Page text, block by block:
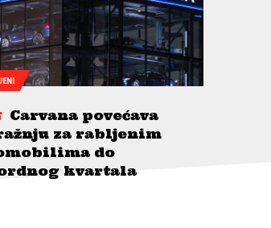
Carvana povećava
za rabljenim
do
kvartala